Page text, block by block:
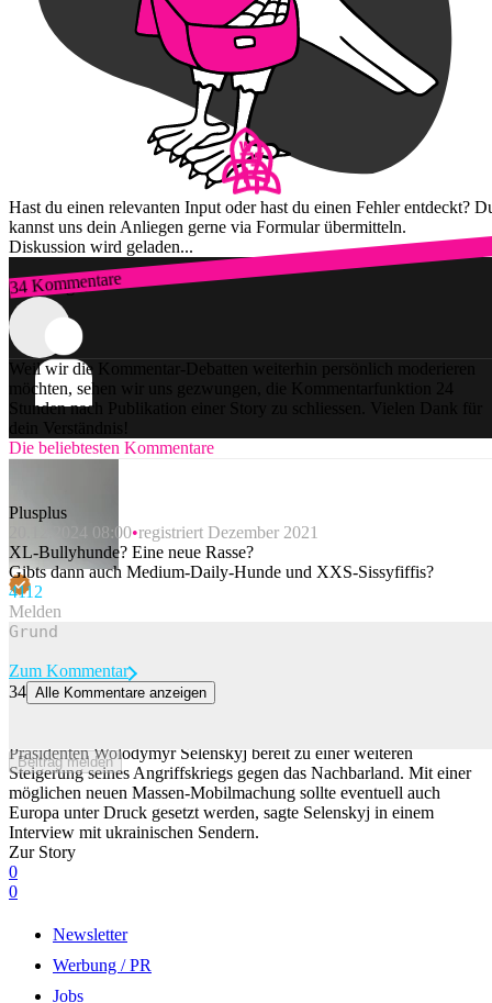
Hast du einen relevanten Input oder hast du einen Fehler entdeckt?
kannst uns dein Anliegen gerne via Formular übermitteln.
Diskussion wird geladen...
34 Kommentare
Zum Login
Weil wir die Kommentar-Debatten weiterhin persönlich moderieren
möchten, sehen wir uns gezwungen, die Kommentarfunktion 24
Stunden nach Publikation einer Story zu schliessen. Vielen Dank für
dein Verständnis!
Die beliebtesten Kommentare
Plusplus
20.12.2024 08:00 registriert Dezember 2021
XL-Bullyhunde? Eine neue Rasse?
Gibts dann auch Medium-Daily-Hunde und XXS-Sissyfiffis?
4112
Melden
Beitrag melden
Zum Kommentar
34 Alle Kommentare anzeigen
Präsidenten Wolodymyr Selenskyj bereit zu einer weiteren
Steigerung seines Angriffskriegs gegen das Nachbarland. Mit einer
möglichen neuen Massen-Mobilmachung sollte eventuell auch
Europa unter Druck gesetzt werden, sagte Selenskyj in einem
Interview mit ukrainischen Sendern.
Zur Story
0
0
Newsletter
Werbung / PR
Jobs